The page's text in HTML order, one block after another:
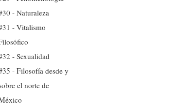
- Naturaleza
- Vitalismo
- Sexualidad
- Filosofía desde y
el norte de